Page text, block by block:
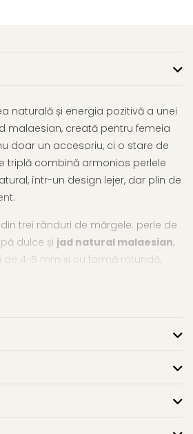
naturală și energia pozitivă a unei
malaesian, creată pentru femeia
doar un accesoriu, ci o stare de
triplă combină armonios perlele
într-un design lejer, dar plin de
trei rânduri de mărgele: perle de
dulce și jad natural malaesian,
4-5 mm și cu formă rotundă,
ușor de adaptat oricărei
chic.
de semnificație. Jadul este
norocului și a prosperității
precum echilibrarea psihică